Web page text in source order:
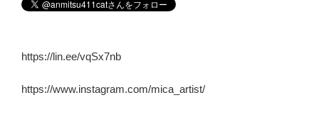
https://lin.ee/vqSx7nb
https://www.instagram.com/mica_artist/